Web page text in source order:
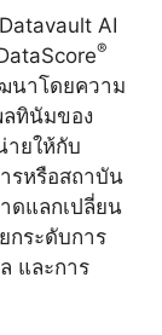
AI
®
นาโดยความ
ทินัมของ
ายให้กับ
รหรือสถาบัน
ดแลกเปลี่ยน
กระดับการ
และการ